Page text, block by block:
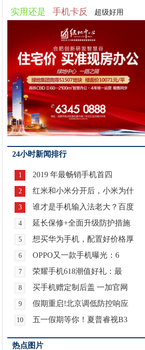
实用还是 手机卡反 超级好用
24小时新闻排行
1 2019 年最畅销手机首四
2 红米和小米分开后，小米为什
3 谁才是手机输入法老大？百度
4 延长保修+全面升级防护措施
5 想买华为手机，配置好价格厚
6 OPPO又一款手机曝光：6
7 荣耀手机618潮值好礼：最
8 买手机赠定制后盖 一加官网
9 假期重启!北京调低防控响应
10 五一假期等你！夏普睿视B3
热点图片